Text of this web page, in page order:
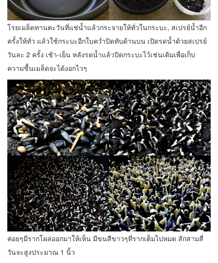
โรยเมล็ดทานตะวันที่แช่น้ำแล้วกระจายให้ทั่วในกระบะ, สเปรย์น้ำอีก
ครั้งให้ทั่ว แล้วใช้กระบะอีกใบคว่ำปิดทับด้านบน เปิดรดน้ำด้วยสเปรย์
วันละ 2 ครั้ง เช้า-เย็น หลังรดน้ำแล้วปิดกระบะไว้เช่นเดิมเพื่อเก็บ
ความชื้นเมล็ดจะได้งอกไวๆ
ค่อยๆมีรากโผล่ออกมาให้เห็น มีขนสีขาวๆที่รากเต็มไปหมด สักสามสี่
วันจะสูงประมาณ 1 นิ้ว